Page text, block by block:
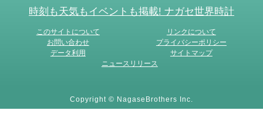
時刻も天気もイベントも掲載! ナガセ世界時計
このサイトについて
リンクについて
お問い合わせ
プライバシーポリシー
データ利用
サイトマップ
ニュースリリース
Copyright © NagaseBrothers Inc.